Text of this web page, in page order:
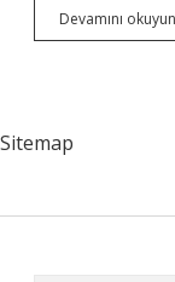
Devamını okuyun
Sitemap